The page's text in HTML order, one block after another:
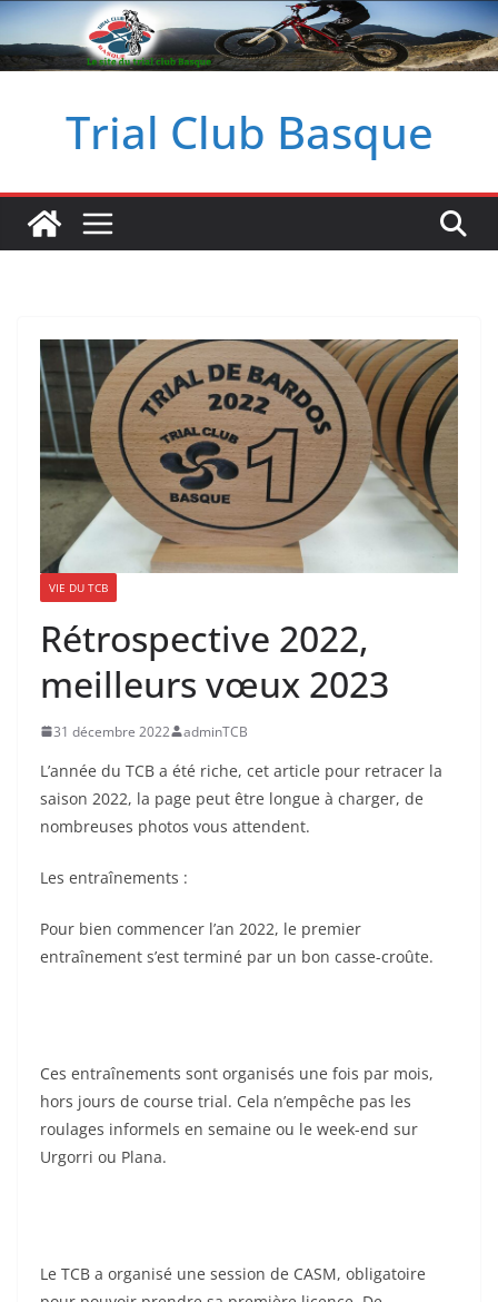
Passer
au
contenu
Trial Club Basque
VIE DU TCB
Rétrospective 2022,
meilleurs vœux 2023
31 décembre 2022 adminTCB
L’année du TCB a été riche, cet article pour retracer la
saison 2022, la page peut être longue à charger, de
nombreuses photos vous attendent.
Les entraînements :
Pour bien commencer l’an 2022, le premier
entraînement s’est terminé par un bon casse-croûte.
Ces entraînements sont organisés une fois par mois,
hors jours de course trial. Cela n’empêche pas les
roulages informels en semaine ou le week-end sur
Urgorri ou Plana.
Le TCB a organisé une session de CASM, obligatoire